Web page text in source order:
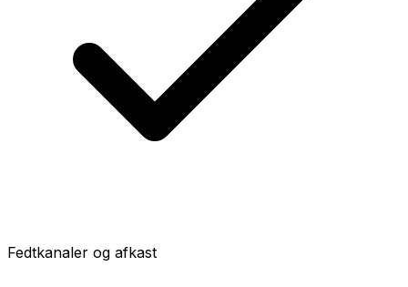
Fedtkanaler og afkast